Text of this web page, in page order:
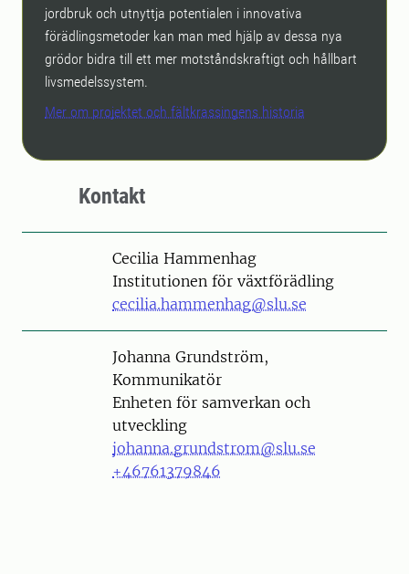
jordbruk och utnyttja potentialen i innovativa
förädlingsmetoder kan man med hjälp av dessa nya
grödor bidra till ett mer motståndskraftigt och hållbart
livsmedelssystem.
Mer om projektet och fältkrassingens historia
Kontakt
PersonCecilia Hammenhag
Institutionen för växtförädling
cecilia.hammenhag@slu.se
PersonJohanna Grundström,
Kommunikatör
Enheten för samverkan och
utveckling
johanna.grundstrom@slu.se
+46761379846